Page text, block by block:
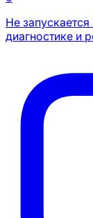
Не
диагностике и